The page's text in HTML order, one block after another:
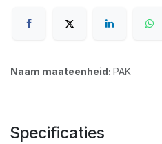
Naam maateenheid: PAK
Specificaties